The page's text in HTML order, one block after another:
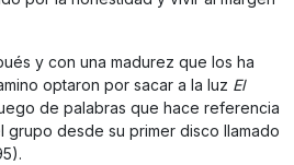
y con una madurez que los ha
optaron por sacar a la luz El
de palabras que hace referencia
grupo desde su primer disco llamado